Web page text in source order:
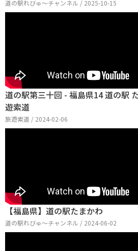
道の駅れびゅ〜チャンネル / 2025-10-15
道の駅第三十回 - 福島県14 道の駅
遊索道
旅遊索道 / 2024-02-06
【福島県】道の駅たまかわ
道の駅れびゅ〜チャンネル / 2024-06-02